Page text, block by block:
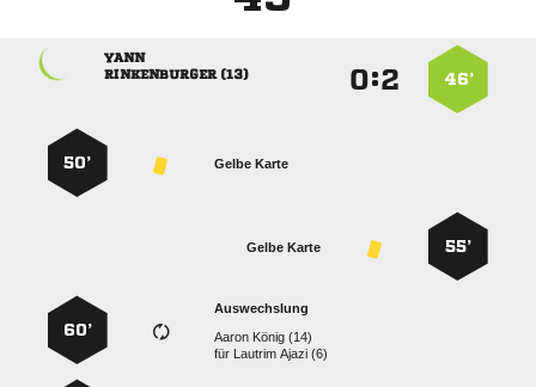
46’
:

 
Gelbe Karte
50’
55’
Gelbe Karte
Auswechslung
  
für   
60’